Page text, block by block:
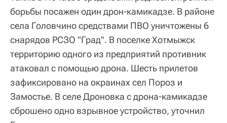
борьбы посажен один дрон-камикадзе. В районе
села Головчино средствами ПВО уничтожены 6
снарядов РСЗО "Град". В поселке Хотмыжск
территорию одного из предприятий противник
атаковал с помощью дрона. Шесть прилетов
зафиксировано на окраинах сел Пороз и
Замостье. В селе Дроновка с дрона-камикадзе
сброшено одно взрывное устройство, уточнил